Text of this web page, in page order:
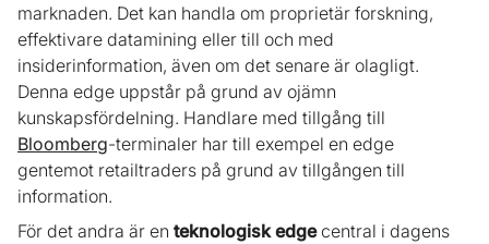
marknaden. Det kan handla om proprietär forskning,
effektivare datamining eller till och med
insiderinformation, även om det senare är olagligt.
Denna edge uppstår på grund av ojämn
kunskapsfördelning. Handlare med tillgång till
Bloomberg-terminaler har till exempel en edge
gentemot retailtraders på grund av tillgången till
information.
För det andra är en teknologisk edgecentral i dagens